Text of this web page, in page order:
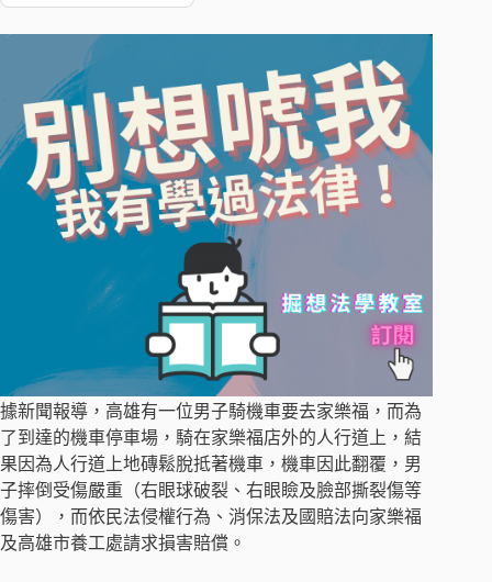
據新聞報導，高雄有一位男子騎機車要去家樂福，而為
了到達的機車停車場，騎在家樂福店外的人行道上，結
果因為人行道上地磚鬆脫抵著機車，機車因此翻覆，男
子摔倒受傷嚴重（右眼球破裂、右眼瞼及臉部撕裂傷等
傷害），而依民法侵權行為、消保法及國賠法向家樂福
及高雄市養工處請求損害賠償。